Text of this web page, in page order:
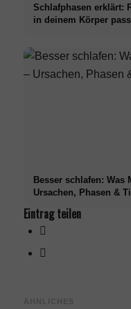
Schlafphasen erklärt:
in deinem Körper
Besser schlafen:
Ursachen, Phasen &
Eintrag teilen
ÄHNLICHES